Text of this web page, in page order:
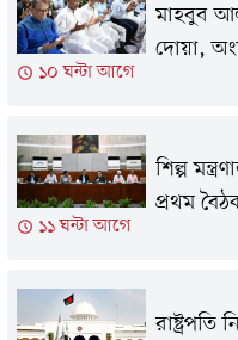
১০ ঘন্টা আগে
মাহবুব
দোয়া,
১১ ঘন্টা আগে
শিল্প
প্রথম
রাষ্ট্রপতি